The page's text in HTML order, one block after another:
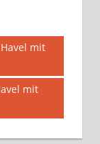
mit
mit